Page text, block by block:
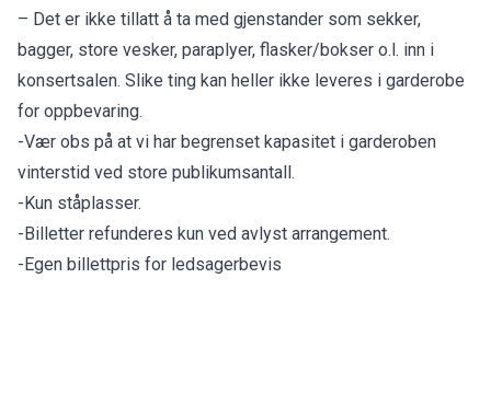
– Det er ikke tillatt å ta med gjenstander som sekker,
bagger, store vesker, paraplyer, flasker/bokser o.l. inn i
konsertsalen. Slike ting kan heller ikke leveres i garderobe
for oppbevaring.
-Vær obs på at vi har begrenset kapasitet i garderoben
vinterstid ved store publikumsantall.
-Kun ståplasser.
-Billetter refunderes kun ved avlyst arrangement.
-Egen billettpris for ledsagerbevis